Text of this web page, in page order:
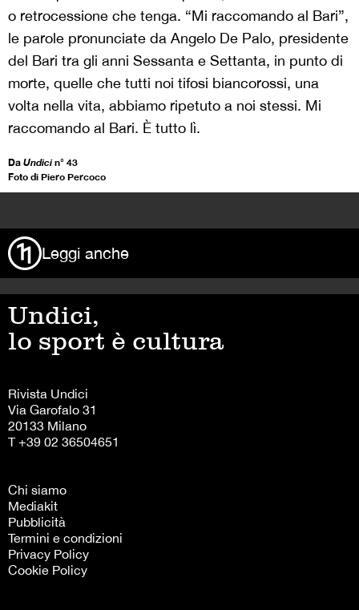
o retrocessione che tenga. “Mi raccomando al Bari”,
le parole pronunciate da Angelo De Palo, presidente
del Bari tra gli anni Sessanta e Settanta, in punto di
morte, quelle che tutti noi tifosi biancorossi, una
volta nella vita, abbiamo ripetuto a noi stessi. Mi
raccomando al Bari. È tutto lì.
Da Undicin° 43
Foto di Piero Percoco
Leggi anche
Undici,
lo sport è cultura
Rivista Undici
Via Garofalo 31
20133 Milano
T +39 02 36504651
Chi siamo
Mediakit
Pubblicità
Termini e condizioni
Privacy Policy
Cookie Policy